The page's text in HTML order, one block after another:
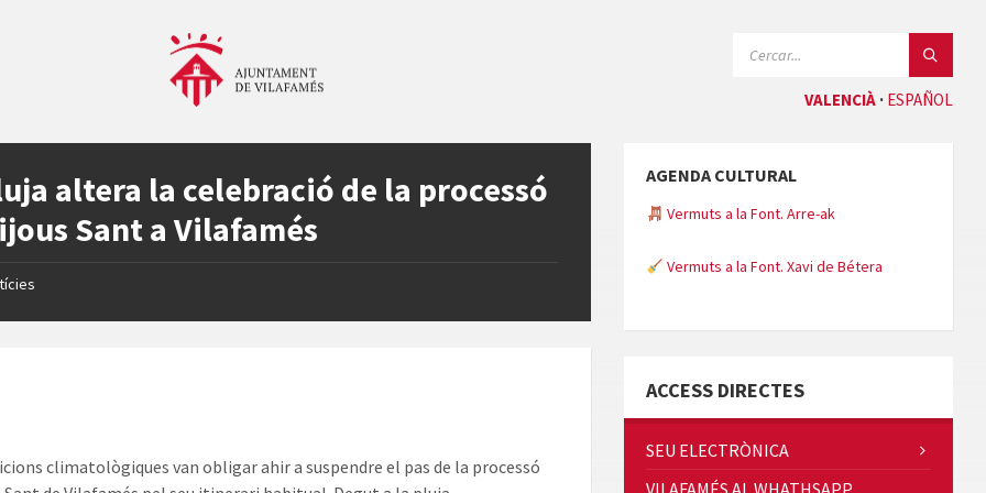
VALENCIÀ ESPAÑOL
altera la celebració de la processó
Sant a Vilafamés
climatològiques van obligar ahir a suspendre el pas de la processó
AGENDA CULTURAL
Vermuts a la Font. Arre-ak
Vermuts a la Font. Xavi de Bétera
ACCESS DIRECTES
SEU ELECTRÒNICA